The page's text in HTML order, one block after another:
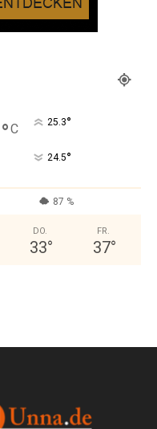
°C 25.3°
24.5°
87 %
DO.
33°
FR.
37°